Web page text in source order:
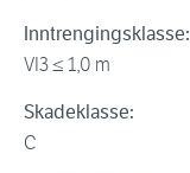
Inntrengingsklasse:
VI3 ≤ 1,0 m
Skadeklasse:
C